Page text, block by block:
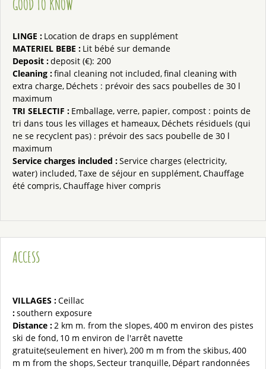
GOOD TO KNOW
LINGE : Location de draps en supplément
MATERIEL BEBE : Lit bébé sur demande
Deposit :deposit (€): 200
Cleaning :final cleaning not included final cleaning with
extra charge Déchets : prévoir des sacs poubelles de 30 l
maximum
TRI SELECTIF : Emballage, verre, papier, compost : points de
tri dans tous les villages et hameaux Déchets résiduels (qui
ne se recyclent pas) : prévoir des sacs poubelle de 30 l
maximum
Service charges included :Service charges (electricity,
water) included Taxe de séjour en supplément Chauffage
été compris Chauffage hiver compris
ACCESS
VILLAGES :Ceillac
:southern exposure
Distance :2 km m. from the slopes 400 m environ des pistes
ski de fond 10 m environ de l'arrêt navette
gratuite(seulement en hiver) 200 m m from the skibus 400
m m from the shops Secteur tranquille Départ randonnées